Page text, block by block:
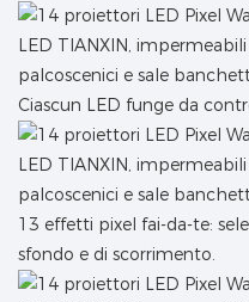
Ciascun LED funge da
13 effetti pixel fai-da-te:
sfondo e di scorrimento.